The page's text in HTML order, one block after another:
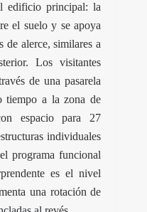
edificio principal: la
el suelo y se apoya
de alerce, similares a
Los visitantes
de una pasarela
tiempo a la zona de
espacio para 27
individuales
programa funcional
es el nivel
una rotación de